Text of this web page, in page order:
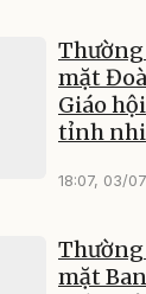
mặt
Giáo
tỉnh
18:07, 03/
mặt